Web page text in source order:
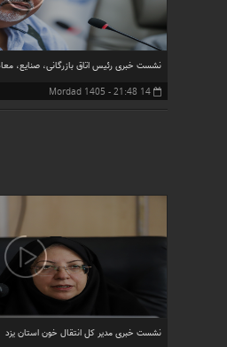
نشست خبری رئیس اتاق بازرگانی، صنایع،
14 Mordad 1405 - 21:48
نشست خبری مدیر کل انتقال خون استان یزد